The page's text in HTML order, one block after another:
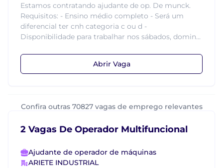
Estamos contratando ajudante de op. De munck.
Requisitos: - Ensino médio completo - Será um
diferencial ter cnh categoria c ou d -
Disponibilidade para trabalhar nos sábados, domin...
Abrir Vaga
Confira outras 70827 vagas de emprego relevantes
2 Vagas De Operador Multifuncional
Ajudante de operador de máquinas
ARIETE INDUSTRIAL